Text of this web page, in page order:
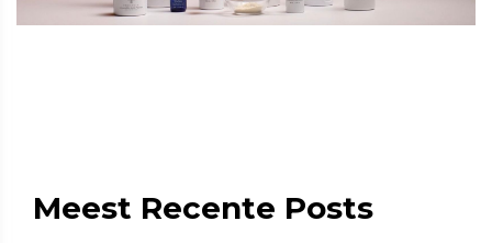
Meest Recente Posts